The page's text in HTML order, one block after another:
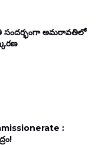
సందర్భంగా అమరావతిలో
: